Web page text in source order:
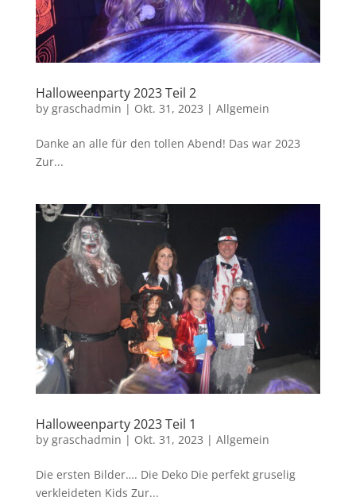
Halloweenparty 2023 Teil 2
by graschadmin | Okt. 31, 2023 | Allgemein
Danke an alle für den tollen Abend! Das war 2023
Zur...
Halloweenparty 2023 Teil 1
by graschadmin | Okt. 31, 2023 | Allgemein
Die ersten Bilder…. Die Deko Die perfekt gruselig
verkleideten Kids Zur...